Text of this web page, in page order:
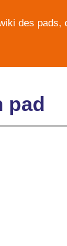
des pads,
pad